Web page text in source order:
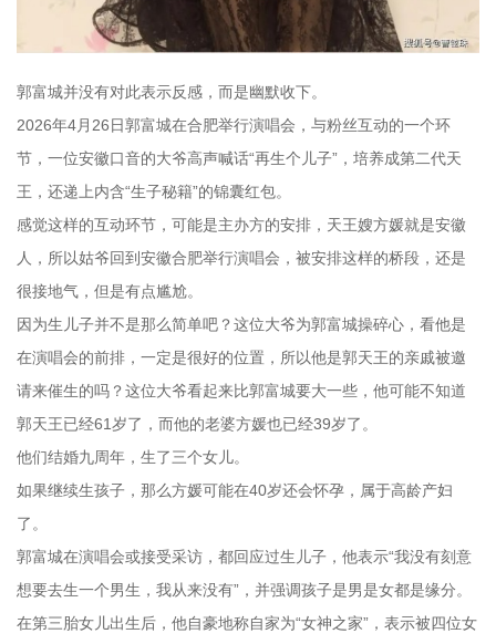
郭富城并没有对此表示反感，而是幽默收下。
2026年4月26日郭富城在合肥举行演唱会，与粉丝互动的一个环
节，一位安徽口音的大爷高声喊话“再生个儿子”，培养成第二代天
王，还递上内含“生子秘籍”的锦囊红包。
感觉这样的互动环节，可能是主办方的安排，天王嫂方媛就是安徽
人，所以姑爷回到安徽合肥举行演唱会，被安排这样的桥段，还是
很接地气，但是有点尴尬。
因为生儿子并不是那么简单吧？这位大爷为郭富城操碎心，看他是
在演唱会的前排，一定是很好的位置，所以他是郭天王的亲戚被邀
请来催生的吗？这位大爷看起来比郭富城要大一些，他可能不知道
郭天王已经61岁了，而他的老婆方媛也已经39岁了。
他们结婚九周年，生了三个女儿。
如果继续生孩子，那么方媛可能在40岁还会怀孕，属于高龄产妇
了。
郭富城在演唱会或接受采访，都回应过生儿子，他表示“我没有刻意
想要去生一个男生，我从来没有”，并强调孩子是男是女都是缘分。
在第三胎女儿出生后，他自豪地称自家为“女神之家”，表示被四位女